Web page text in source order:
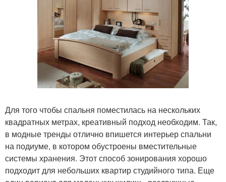
Для того чтобы спальня поместилась на нескольких
квадратных метрах, креативный подход необходим. Так,
в модные тренды отлично впишется интерьер спальни
на подиуме, в котором обустроены вместительные
системы хранения. Этот способ зонирования хорошо
подходит для небольших квартир студийного типа. Еще